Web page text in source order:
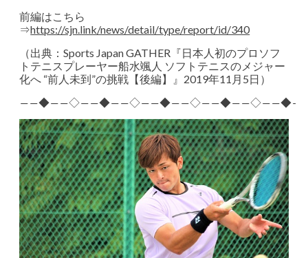
前編はこちら
⇒https://sjn.link/news/detail/type/report/id/340
（出典：Sports Japan GATHER『日本人初のプロソフ
トテニスプレーヤー船水颯人 ソフトテニスのメジャー
化へ “前人未到”の挑戦【後編】』2019年11月5日）